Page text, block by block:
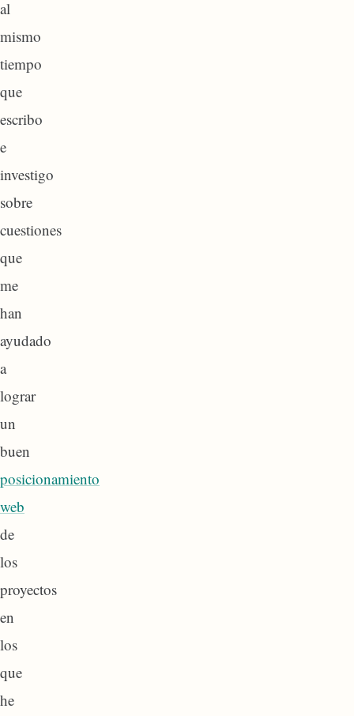
al
mismo
tiempo
que
escribo
e
investigo
sobre
cuestiones
que
me
han
ayudado
a
lograr
un
buen
posicionamiento
web
de
los
proyectos
en
los
que
he